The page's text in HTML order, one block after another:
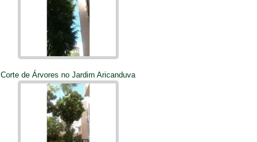
Corte de Árvores no Jardim Aricanduva